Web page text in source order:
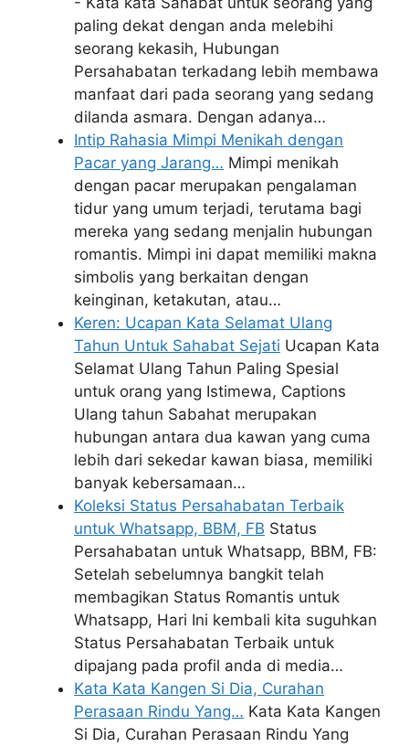
paling dekat dengan anda melebihi
seorang kekasih, Hubungan
Persahabatan terkadang lebih membawa
manfaat dari pada seorang yang sedang
dilanda asmara. Dengan adanya…
Intip Rahasia Mimpi Menikah dengan
Pacar yang Jarang… Mimpi menikah
dengan pacar merupakan pengalaman
tidur yang umum terjadi, terutama bagi
mereka yang sedang menjalin hubungan
romantis. Mimpi ini dapat memiliki makna
simbolis yang berkaitan dengan
keinginan, ketakutan, atau…
Keren: Ucapan Kata Selamat Ulang
Tahun Untuk Sahabat Sejati Ucapan Kata
Selamat Ulang Tahun Paling Spesial
untuk orang yang Istimewa, Captions
Ulang tahun Sabahat merupakan
hubungan antara dua kawan yang cuma
lebih dari sekedar kawan biasa, memiliki
banyak kebersamaan…
Koleksi Status Persahabatan Terbaik
untuk Whatsapp, BBM, FB Status
Persahabatan untuk Whatsapp, BBM, FB:
Setelah sebelumnya bangkit telah
membagikan Status Romantis untuk
Whatsapp, Hari Ini kembali kita suguhkan
Status Persahabatan Terbaik untuk
dipajang pada profil anda di media…
Kata Kata Kangen Si Dia, Curahan
Perasaan Rindu Yang… Kata Kata Kangen
Si Dia, Curahan Perasaan Rindu Yang